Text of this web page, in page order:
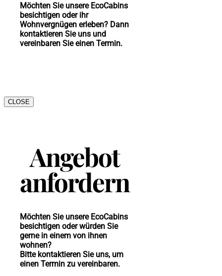
Möchten Sie unsere EcoCabins
besichtigen oder ihr
Wohnvergnügen erleben? Dann
kontaktieren Sie uns und
vereinbaren Sie einen Termin.
CLOSE
Angebot
anfordern
Möchten Sie unsere EcoCabins
besichtigen oder würden Sie
gerne in einem von ihnen
wohnen?
Bitte kontaktieren Sie uns, um
einen Termin zu vereinbaren.